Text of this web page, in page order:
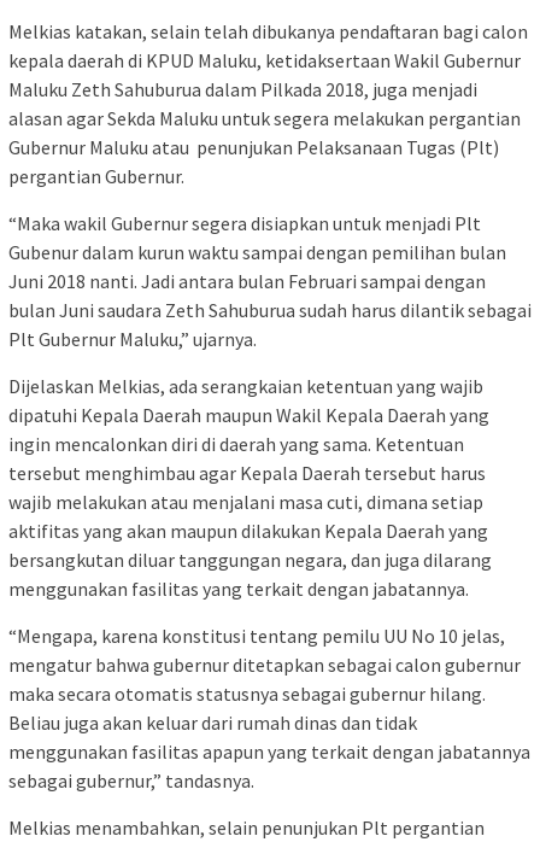
Melkias katakan, selain telah dibukanya pendaftaran bagi calon
kepala daerah di KPUD Maluku, ketidaksertaan Wakil Gubernur
Maluku Zeth Sahuburua dalam Pilkada 2018, juga menjadi
alasan agar Sekda Maluku untuk segera melakukan pergantian
Gubernur Maluku atau penunjukan Pelaksanaan Tugas (Plt)
pergantian Gubernur.
“Maka wakil Gubernur segera disiapkan untuk menjadi Plt
Gubenur dalam kurun waktu sampai dengan pemilihan bulan
Juni 2018 nanti. Jadi antara bulan Februari sampai dengan
bulan Juni saudara Zeth Sahuburua sudah harus dilantik sebagai
Plt Gubernur Maluku,” ujarnya.
Dijelaskan Melkias, ada serangkaian ketentuan yang wajib
dipatuhi Kepala Daerah maupun Wakil Kepala Daerah yang
ingin mencalonkan diri di daerah yang sama. Ketentuan
tersebut menghimbau agar Kepala Daerah tersebut harus
wajib melakukan atau menjalani masa cuti, dimana setiap
aktifitas yang akan maupun dilakukan Kepala Daerah yang
bersangkutan diluar tanggungan negara, dan juga dilarang
menggunakan fasilitas yang terkait dengan jabatannya.
“Mengapa, karena konstitusi tentang pemilu UU No 10 jelas,
mengatur bahwa gubernur ditetapkan sebagai calon gubernur
maka secara otomatis statusnya sebagai gubernur hilang.
Beliau juga akan keluar dari rumah dinas dan tidak
menggunakan fasilitas apapun yang terkait dengan jabatannya
sebagai gubernur,” tandasnya.
Melkias menambahkan, selain penunjukan Plt pergantian